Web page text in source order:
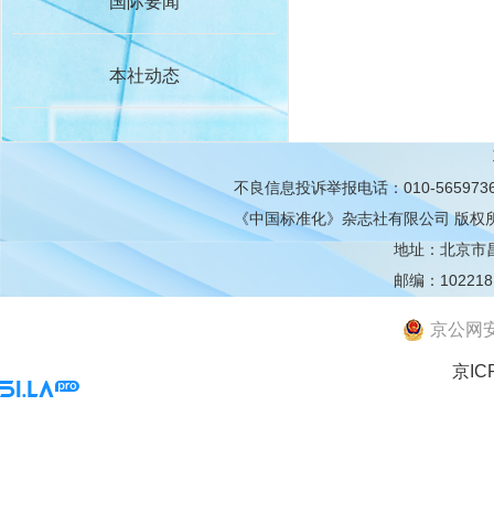
本社动态
不良信息投诉举报电话：010-
《中国标准化》杂志社有限公司版权
地址：北京市
邮编：102218
京公网
京